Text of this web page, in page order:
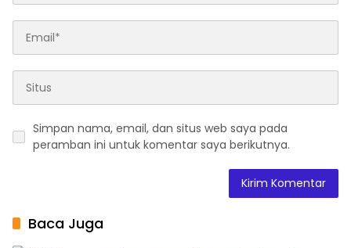
Simpan nama, email, dan situs web saya pada
peramban ini untuk komentar saya berikutnya.
Baca Juga